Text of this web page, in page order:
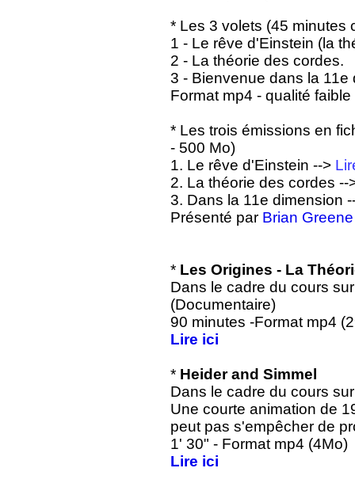
* Les 3 volets (45 minutes
1 - Le rêve d'Einstein (la
2 - La théorie des cordes.
3 - Bienvenue dans la 11e
Format mp4 - qualité
* Les trois émissions en
- 500 Mo)
1. Le rêve d'Einstein -->
2. La théorie des cordes
3. Dans la 11e dimension
Présenté par Brian Greene
* Les Origines - La
Dans le cadre du cours
(Documentaire)
90 minutes -Format mp4
Lire ici
* Heider and Simmel
Dans le cadre du cours
Une courte animation de
peut pas s'empêcher de
1' 30" - Format mp4 (4Mo)
Lire ici